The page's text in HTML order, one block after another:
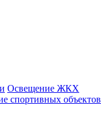
Освещение ЖКХ
спортивных объектов